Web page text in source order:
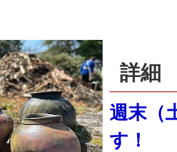
詳細
週末（
す！